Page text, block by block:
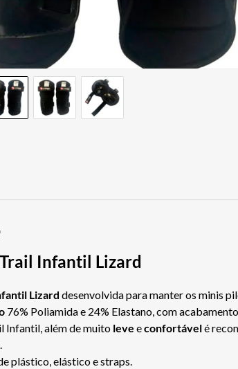
Infantil Lizard
Lizard desenvolvida para manter os minis
76% Poliamida e 24% Elastano, com
Infantil, além de muito leve econfortávelé
plástico, elástico e straps.